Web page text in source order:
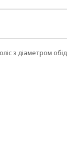
з діаметром